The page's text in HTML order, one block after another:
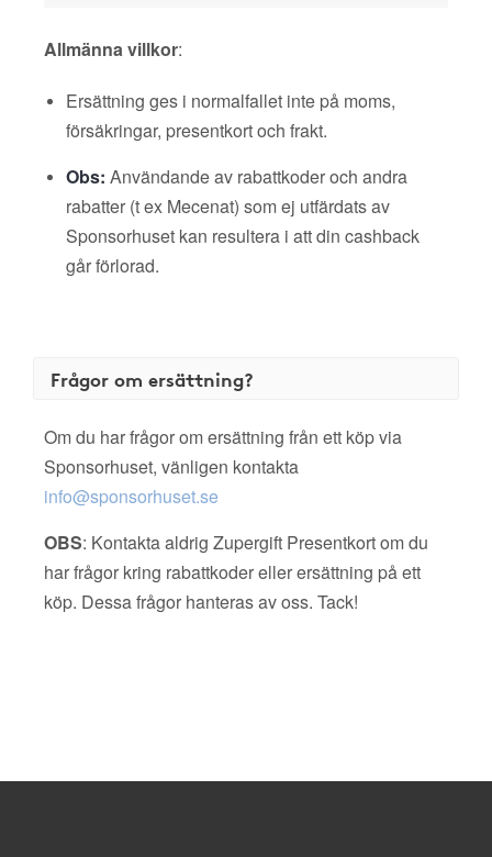
Allmänna villkor:
Ersättning ges i normalfallet inte på moms,
försäkringar, presentkort och frakt.
Obs: Användande av rabattkoder och andra
rabatter (t ex Mecenat) som ej utfärdats av
Sponsorhuset kan resultera i att din cashback
går förlorad.
Frågor om ersättning?
Om du har frågor om ersättning från ett köp via
Sponsorhuset, vänligen kontakta
info@sponsorhuset.se
OBS: Kontakta aldrig Zupergift Presentkort om du
har frågor kring rabattkoder eller ersättning på ett
köp. Dessa frågor hanteras av oss. Tack!